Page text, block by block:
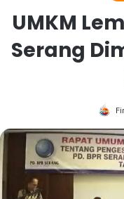
UMKM
Serang